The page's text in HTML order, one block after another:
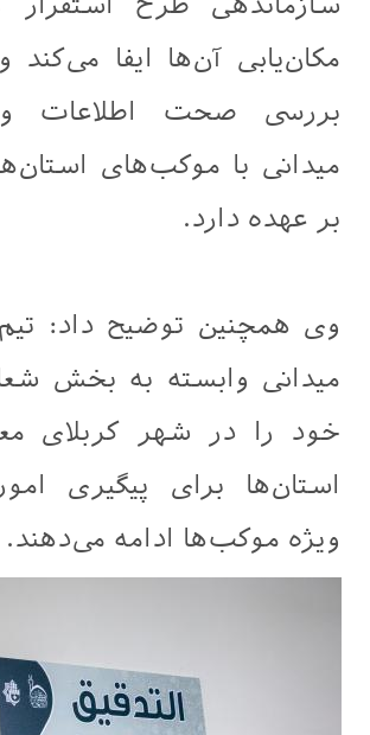
مکان‌یابی آن‌ها ایفا
بررسی صحت اطلاعات و
میدانی با موکب‌های
بر عهده دارد.
وی همچنین توضیح داد:
میدانی وابسته به بخش
خود را در شهر کربلای
استان‌ها برای پیگیری
ویژه موکب‌ها ادامه می‌دهند.